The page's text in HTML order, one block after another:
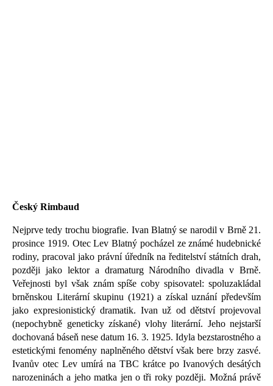
Český Rimbaud
Nejprve tedy trochu biografie. Ivan Blatný se narodil v Brně 21.
prosince 1919. Otec Lev Blatný pocházel ze známé hudebnické
rodiny, pracoval jako právní úředník na ředitelství státních drah,
později jako lektor a dramaturg Národního divadla v Brně.
Veřejnosti byl však znám spíše coby spisovatel: spoluzakládal
brněnskou Literární skupinu (1921) a získal uznání především
jako expresionistický dramatik. Ivan už od dětství projevoval
(nepochybně geneticky získané) vlohy literární. Jeho nejstarší
dochovaná báseň nese datum 16. 3. 1925. Idyla bezstarostného a
estetickými fenomény naplněného dětství však bere brzy zasvé.
Ivanův otec Lev umírá na TBC krátce po Ivanových desátých
narozeninách a jeho matka jen o tři roky později. Možná právě